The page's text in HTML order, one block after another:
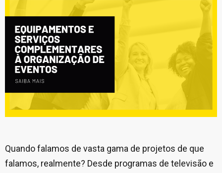
Quando falamos de vasta gama de projetos de que
falamos, realmente? Desde programas de televisão e